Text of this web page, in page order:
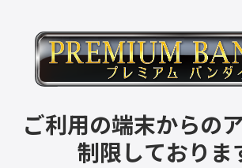
ご利用の端末からの
制限しておりま